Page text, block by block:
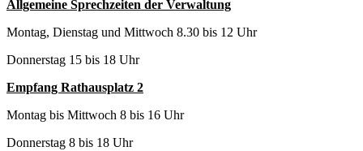
Allgemeine Sprechzeiten der Verwaltung
Montag, Dienstag und Mittwoch 8.30 bis 12 Uhr
Donnerstag 15 bis 18 Uhr
Empfang Rathausplatz 2
Montag bis Mittwoch 8 bis 16 Uhr
Donnerstag 8 bis 18 Uhr